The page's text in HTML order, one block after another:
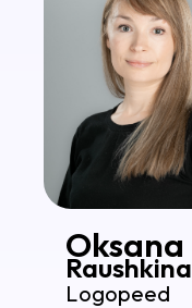
Oksana
Raushkina
Logopeed